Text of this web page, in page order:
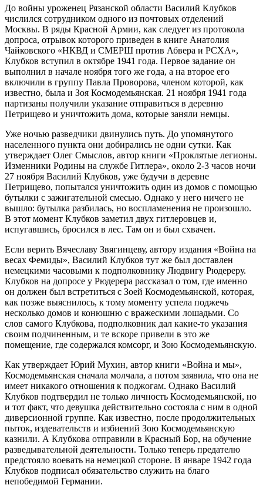
До войны уроженец Рязанской области Василий Клубков
числился сотрудником одного из почтовых отделений
Москвы. В ряды Красной Армии, как следует из протокола
допроса, отрывок которого приведен в книге Анатолия
Чайковского «НКВД и СМЕРШ против Абвера и РСХА»,
Клубков вступил в октябре 1941 года. Первое задание он
выполнил в начале ноября того же года, а на второе его
включили в группу Павла Проворова, членом которой, как
известно, была и Зоя Космодемьянская. 21 ноября 1941 года
партизаны получили указание отправиться в деревню
Петрищево и уничтожить дома, которые заняли немцы.
Уже ночью разведчики двинулись путь. До упомянутого
населенного пункта они добирались не одни сутки. Как
утверждает Олег Смыслов, автор книги «Проклятые легионы.
Изменники Родины на службе Гитлера», около 2-3 часов ночи
27 ноября Василий Клубков, уже будучи в деревне
Петрищево, попытался уничтожить один из домов с помощью
бутылки с зажигательной смесью. Однако у него ничего не
вышло: бутылка разбилась, но воспламенения не произошло.
В этот момент Клубков заметил двух гитлеровцев и,
испугавшись, бросился в лес. Там он и был схвачен.
Если верить Вячеславу Звягинцеву, автору издания «Война на
весах Фемиды», Василий Клубков тут же был доставлен
немецкими часовыми к подполковнику Людвигу Рюдереру.
Клубков на допросе у Рюдерера рассказал о том, где именно
он должен был встретиться с Зоей Космодемьянской, которая,
как позже выяснилось, к тому моменту успела поджечь
несколько домов и конюшню с вражескими лошадьми. Со
слов самого Клубкова, подполковник дал какие-то указания
своим подчиненным, и те вскоре привели в это же
помещение, где содержался комсорг, и Зою Космодемьянскую.
Как утверждает Юрий Мухин, автор книги «Война и мы»,
Космодемьянская сначала молчала, а потом заявила, что она не
имеет никакого отношения к поджогам. Однако Василий
Клубков подтвердил не только личность Космодемьянской, но
и тот факт, что девушка действительно состояла с ним в одной
диверсионной группе. Как известно, после продолжительных
пыток, издевательств и избиений Зою Космодемьянскую
казнили. А Клубкова отправили в Красный Бор, на обучение
разведывательной деятельности. Только теперь предателю
предстояло воевать на немецкой стороне. В январе 1942 года
Клубков подписал обязательство служить на благо
непобедимой Германии.